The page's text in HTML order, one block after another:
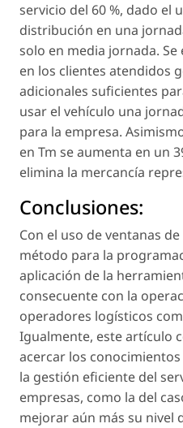
servicio del 60 %, dado el
distribución en una
solo en media jornada.
en los clientes atendidos
adicionales suficientes
usar el vehículo una
para la empresa.
en Tm se aumenta en un
elimina la mercancía
Conclusiones:
Con el uso de ventanas
método para la
aplicación de la
consecuente con la
operadores logísticos
Igualmente, este artículo
acercar los
la gestión eficiente del
empresas, como la del
mejorar aún más su nivel